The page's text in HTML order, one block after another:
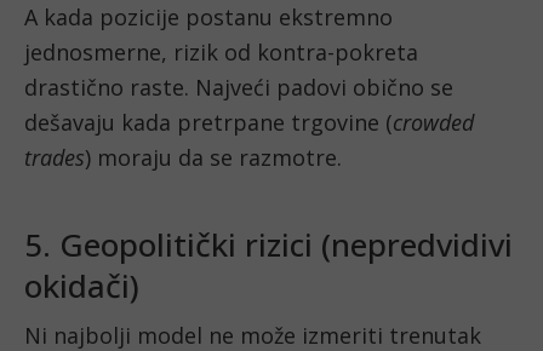
A kada pozicije postanu ekstremno
jednosmerne, rizik od kontra-pokreta
drastično raste. Najveći padovi obično se
dešavaju kada pretrpane trgovine (crowded
trades) moraju da se razmotre.
5. Geopolitički rizici (nepredvidivi
okidači)
Ni najbolji model ne može izmeriti trenutak